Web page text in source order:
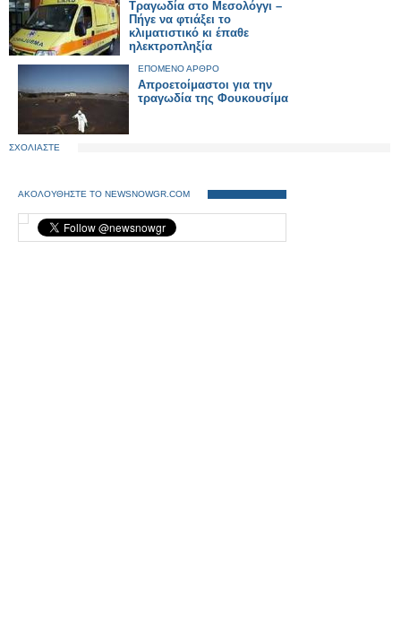
Τραγωδία στο Μεσολόγγι –
Πήγε να φτιάξει το
κλιματιστικό κι έπαθε
ηλεκτροπληξία
ΕΠΟΜΕΝΟ ΑΡΘΡΟ
Απροετοίμαστοι για την
τραγωδία της Φουκουσίμα
ΣΧΟΛΙΑΣΤΕ
ΑΚΟΛΟΥΘΗΣΤΕ ΤΟ NEWSNOWGR.COM